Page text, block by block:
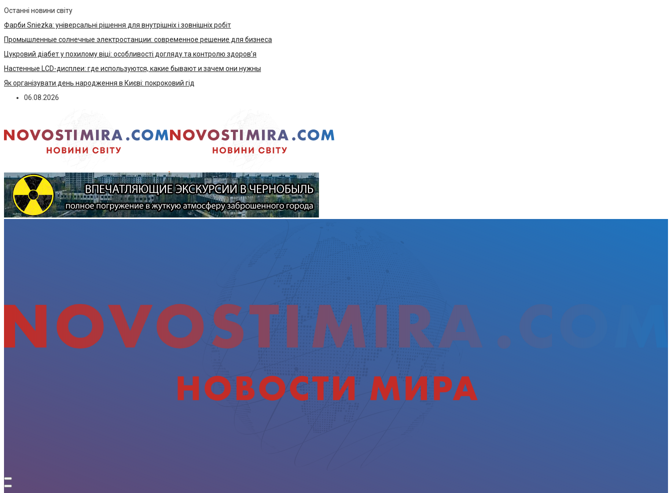
Останні новини світу
Фарби Sniezka: універсальні рішення для внутрішніх і зовнішніх робіт
Промышленные солнечные электростанции: современное решение для бизнеса
Цукровий діабет у похилому віці: особливості догляду та контролю здоров’я
Настенные LCD-дисплеи: где используются, какие бывают и зачем они нужны
Як організувати день народження в Києві: покроковий гід
06.08.2026